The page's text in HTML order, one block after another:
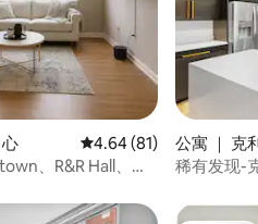
条评价 平均评分 4.64 分（满分
4.64 (81)
、R&R Hall、诊
公寓 ｜ 克
稀有发现-